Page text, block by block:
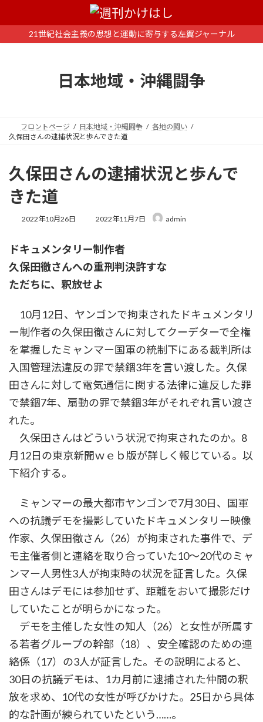
ン
ー
21世紀社会主義の思想と運動に寄与する左翼ジャーナル
日本地域・沖縄闘争
フロントページ 日本地域・沖縄闘争
各地の闘い
久保田さんの逮捕状況と歩んできた道
久保田さんの逮捕状況と歩んで
きた道
2022年10月26日
最
新
時
:
2022年11月7日 admin
ドキュメンタリー制作者
久保田徹さんへの重刑判決許すな
ただちに、釈放せよ
10月12日、ヤンゴンで拘束されたドキュメンタリ
ー制作者の久保田徹さんに対してクーデターで全権
を掌握したミャンマー国軍の統制下にある裁判所は
入国管理法違反の罪で禁錮3年を言い渡した。久保
田さんに対して電気通信に関する法律に違反した罪
で禁錮7年、扇動の罪で禁錮3年がそれぞれ言い渡さ
れた。
久保田さんはどういう状況で拘束されたのか。8
月12日の東京新聞ｗｅｂ版が詳しく報じている。以
下紹介する。
ミャンマーの最大都市ヤンゴンで7月30日、国軍
への抗議デモを撮影していたドキュメンタリー映像
作家、久保田徹さん（26）が拘束された事件で、デ
モ主催者側と連絡を取り合っていた10～20代のミャ
ンマー人男性3人が拘束時の状況を証言した。久保
田さんはデモには参加せず、距離をおいて撮影だけ
していたことが明らかになった。
デモを主催した女性の知人（26）と女性が所属す
る若者グループの幹部（18）、安全確認のための連
絡係（17）の3人が証言した。その説明によると、
30日の抗議デモは、1カ月前に逮捕された仲間の釈
放を求め、10代の女性が呼びかけた。25日から具体
的な計画が練られていたという……。